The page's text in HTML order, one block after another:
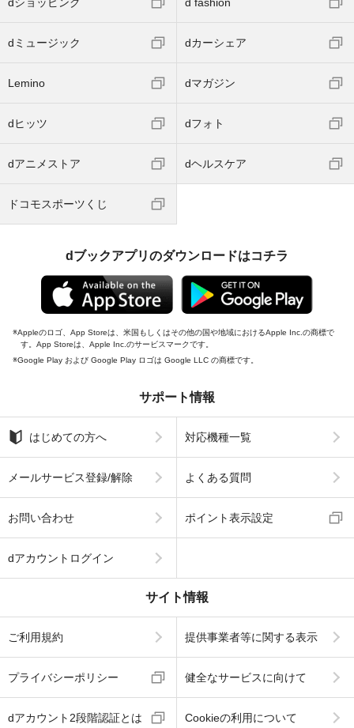
dミュージック dカーシェア
Lemino dマガジン
dヒッツ dフォト
dアニメストア dヘルスケア
ドコモスポーツくじ
dブックアプリのダウンロードはコチラ
Appleのロゴ、App Storeは、米国もしくはその他の国や地域におけるApple Inc.の商標で
す。App Storeは、Apple Inc.のサービスマークです。
Google Play および Google Play ロゴは Google LLC の商標です。
サポート情報
はじめての方へ 対応機種一覧
メールサービス登録/解除 よくある質問
お問い合わせ ポイント表示設定
dアカウントログイン
サイト情報
ご利用規約 提供事業者等に関する表示
プライバシーポリシー 健全なサービスに向けて
dアカウント2段階認証とは Cookieの利用について